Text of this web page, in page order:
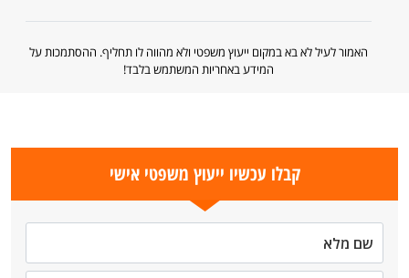
האמור לעיל לא בא במקום ייעוץ משפטי ולא מהווה לו תחליף. ההסתמכות על
המידע באחריות המשתמש בלבד!
קבלו עכשיו ייעוץ משפטי אישי